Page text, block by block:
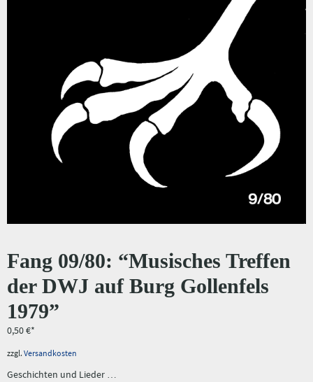
Fang 09/80: “Musisches Treffen
der DWJ auf Burg Gollenfels
1979”
0,50€
zzgl. Versandkosten
Geschichten und Lieder …